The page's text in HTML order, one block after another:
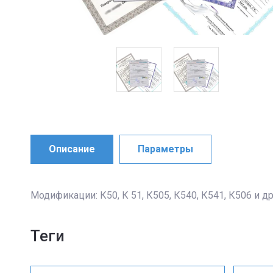
Описание Параметры
Модификации: К50, К 51, К505, К540, К541, К506 и
теги